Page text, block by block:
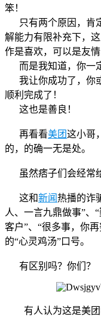
笨！
只有两个原因，肯
解能力有限补充下，
作是喜欢，可以是友
而是我知道，你一
我让你成功了，你
顺利完成了！
这也是善良！
再看看美团这小哥
的，的确一无是处。
虽然痞子们会经常
这和新闻热播的诈
人、一言九鼎做事”、
客户”、“很多事，你
的“心灵鸡汤”口号。
有区别吗？你们？
有人认为这是美